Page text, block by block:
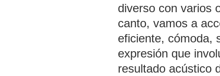
diverso con varios
canto, vamos a
eficiente, cómoda,
expresión que
resultado acústico